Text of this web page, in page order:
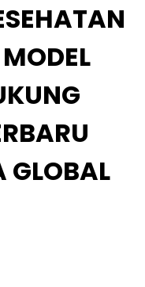
GLOBAL